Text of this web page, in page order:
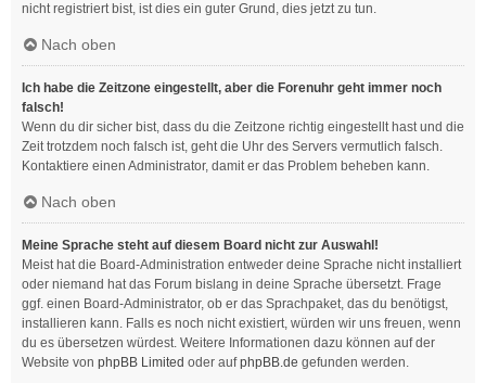
nicht registriert bist, ist dies ein guter Grund, dies jetzt zu tun.
Nach oben
Ich habe die Zeitzone eingestellt, aber die Forenuhr geht immer noch
falsch!
Wenn du dir sicher bist, dass du die Zeitzone richtig eingestellt hast und die
Zeit trotzdem noch falsch ist, geht die Uhr des Servers vermutlich falsch.
Kontaktiere einen Administrator, damit er das Problem beheben kann.
Nach oben
Meine Sprache steht auf diesem Board nicht zur Auswahl!
Meist hat die Board-Administration entweder deine Sprache nicht installiert
oder niemand hat das Forum bislang in deine Sprache übersetzt. Frage
ggf. einen Board-Administrator, ob er das Sprachpaket, das du benötigst,
installieren kann. Falls es noch nicht existiert, würden wir uns freuen, wenn
du es übersetzen würdest. Weitere Informationen dazu können auf der
Website von phpBB Limited oder aufphpBB.de gefunden werden.